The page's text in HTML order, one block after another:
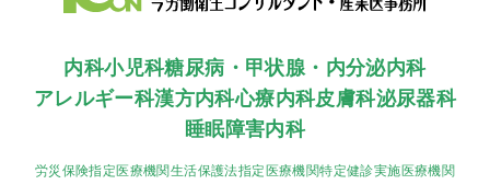
内科小児科糖尿病・甲状腺・内分泌内科
アレルギー科漢方内科心療内科皮膚科泌尿器科
睡眠障害内科
労災保険指定医療機関生活保護法指定医療機関特定健診実施医療機関